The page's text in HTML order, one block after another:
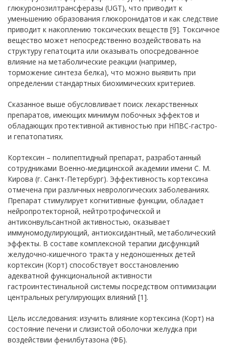
глюкуронозилтрансферазы (UGT), что приводит к
уменьшению образования глюкоронидатов и как следствие
приводит к накоплению токсических веществ [9]. Токсичное
вещество может непосредственно воздействовать на
структуру гепатоцита или оказывать опосредованное
влияние на метаболические реакции (например,
торможение синтеза белка), что можно выявить при
определении стандартных биохимических критериев.
Сказанное выше обусловливает поиск лекарственных
препаратов, имеющих минимум побочных эффектов и
обладающих протективной активностью при НПВС-гастро-
и гепатопатиях.
Кортексин – полипептидный препарат, разработанный
сотрудниками Военно-медицинской академии имени С. М.
Кирова (г. Санкт-Петербург). Эффективность кортексина
отмечена при различных неврологических заболеваниях.
Препарат стимулирует когнитивные функции, обладает
нейропротекторной, нейтротрофической и
антиконвульсантной активностью, оказывает
иммуномодулирующий, антиоксидантный, метаболический
эффекты. В составе комплексной терапии дисфункций
желудочно-кишечного тракта у недоношенных детей
кортексин (Корт) способствует восстановлению
адекватной функциональной активности
гастроинтестинальной системы посредством оптимизации
центральных регулирующих влияний [1].
Цель исследования: изучить влияние кортексина (Корт) на
состояние печени и слизистой оболочки желудка при
воздействии фенилбутазона (ФБ).